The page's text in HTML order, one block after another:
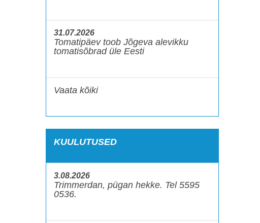
31.07.2026
Tomatipäev toob Jõgeva alevikku
tomatisõbrad üle Eesti
Vaata kõiki
KUULUTUSED
3.08.2026
Trimmerdan, pügan hekke. Tel 5595
0536.